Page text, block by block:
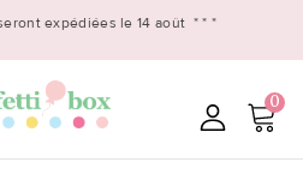
expédiées le 14 août * * *
0